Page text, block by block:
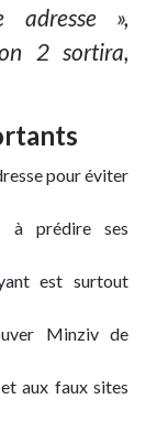
»,
2 sortira,
pour éviter
à prédire ses
est surtout
Minziv de
aux faux sites